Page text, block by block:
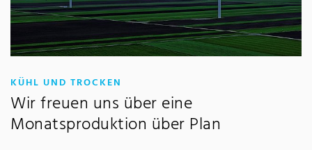
KÜHL UND TROCKEN
Wir freuen uns über eine
Monatsproduktion über Plan